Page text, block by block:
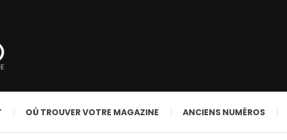
OÙ TROUVER VOTRE MAGAZINE ANCIENS NUMÉROS